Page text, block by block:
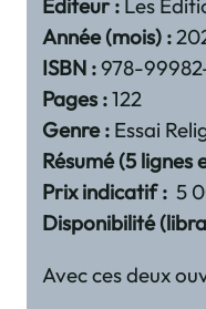
Éditeur : Les
Année (mois) :
ISBN :978-
Pages :122
Genre : Essai
Résumé (5 lignes
Prix indicatif : 5
Disponibilité
Avec ces deux